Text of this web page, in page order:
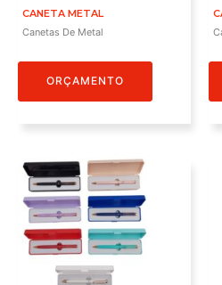
CANETA METAL
Canetas De Metal
ORÇAMENTO